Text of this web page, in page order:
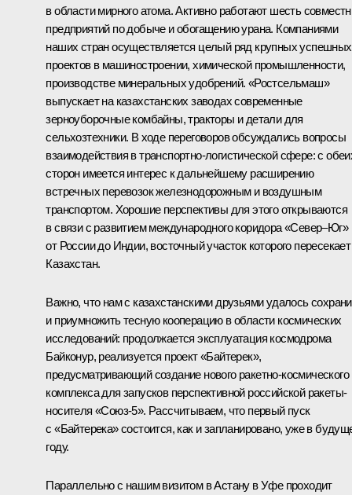
в области мирного атома. Активно работают шесть
предприятий по добыче и обогащению урана. Компаниями
наших стран осуществляется целый ряд крупных успешных
проектов в машиностроении, химической промышленности,
производстве минеральных удобрений. «Ростсельмаш»
выпускает на казахстанских заводах современные
зерноуборочные комбайны, тракторы и детали для
сельхозтехники. В ходе переговоров обсуждались вопросы
взаимодействия в транспортно-логистической сфере: с
сторон имеется интерес к дальнейшему расширению
встречных перевозок железнодорожным и воздушным
транспортом. Хорошие перспективы для этого открываются
в связи с развитием международного коридора «Север–Юг»
от России до Индии, восточный участок которого пересекает
Казахстан.
Важно, что нам с казахстанскими друзьями удалось
и приумножить тесную кооперацию в области космических
исследований: продолжается эксплуатация космодрома
Байконур, реализуется проект «Байтерек»,
предусматривающий создание нового ракетно-космического
комплекса для запусков перспективной российской ракеты-
носителя «Союз-5». Рассчитываем, что первый пуск
с «Байтерека» состоится, как и запланировано, уже в
году.
Параллельно с нашим визитом в Астану в Уфе проходит